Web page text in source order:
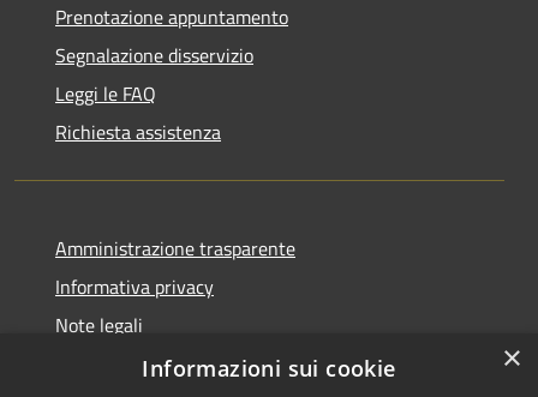
Prenotazione appuntamento
Segnalazione disservizio
Leggi le FAQ
Richiesta assistenza
Amministrazione trasparente
Informativa privacy
Note legali
Dichiarazione di accessibilità
×
Informazioni sui cookie